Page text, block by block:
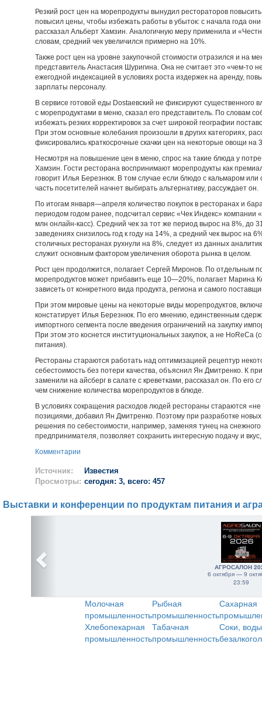
Резкий рост цен на морепродукты вынудил рестораторов
повысил цены, чтобы избежать работы в убыток: с начала года
рассказал Альберт Хамзин. Аналогичную меру применила и
словам, средний чек увеличился примерно на 10%.
Также рост цен на уровне закупочной стоимости отразился и на
представитель Анастасия Шуригина. Она не считает это «чем-то
ежегодной индексацией в условиях роста издержек на аренду,
зарплаты персоналу.
В сервисе готовой еды Dostaевский не фиксируют существенного
с морепродуктами в меню, сказал его представитель. По словам
избежать резких корректировок за счет широкой географии
При этом основные колебания произошли в других категориях,
фиксировались краткосрочные скачки цен на некоторые овощи
Несмотря на повышение цен в меню, спрос на такие блюда у
Хамзин. Гости ресторана воспринимают морепродукты как
говорит Илья Березнюк. В том случае если блюдо с кальмаром
часть посетителей начнет выбирать альтернативу, рассуждает он.
По итогам января—апреля количество покупок в ресторанах и
периодом годом ранее, подсчитал сервис «Чек Индекс»
млн онлайн-касс). Средний чек за тот же период вырос на 8%, до
заведениях снизилось год к году на 14%, а средний чек вырос на
столичных ресторанах рухнули на 8%, следует из данных
служит основным фактором увеличения оборота рынка в целом.
Рост цен продолжится, полагает Сергей Миронов. По отдельным
морепродуктов может прибавить еще 10—20%, полагает Марина
зависеть от конкретного вида продукта, региона и самого
При этом мировые цены на некоторые виды морепродуктов,
констатирует Илья Березнюк. По его мнению, единственным
импортного сегмента после введения ограничений на закупку
При этом это коснется институциональных закупок, а не HoReCa
питания).
Рестораны стараются работать над оптимизацией рецептур
себестоимость без потери качества, объяснил Ян Дмитренко. К
заменили на айсберг в салате с креветками, рассказал он. По
чем снижение количества морепродуктов в блюде.
В условиях сокращения расходов людей рестораны стараются
позициями, добавил Ян Дмитренко. Поэтому при разработке
решения по себестоимости, например, заменяя тунец на
предпринимателя, позволяет сохранить интересную подачу и
Комментарии
Источник:
Известия
Просмотры: сегодня: 3, всего: 457
Выставки и конференции по продуктам питания и
АГРОСАЛОН
6 октября — 9
23:59
Молочная
промышленность
Рыбная
промышленность
Сахарная
Хлебопекарная
промышленность
Табачная
промышленность
Соки,